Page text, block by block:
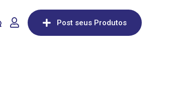
Post seus Produtos